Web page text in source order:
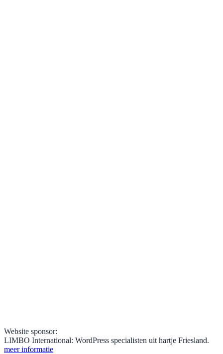
Website sponsor:
LIMBO International: WordPress specialisten uit hartje Friesland.
meer informatie